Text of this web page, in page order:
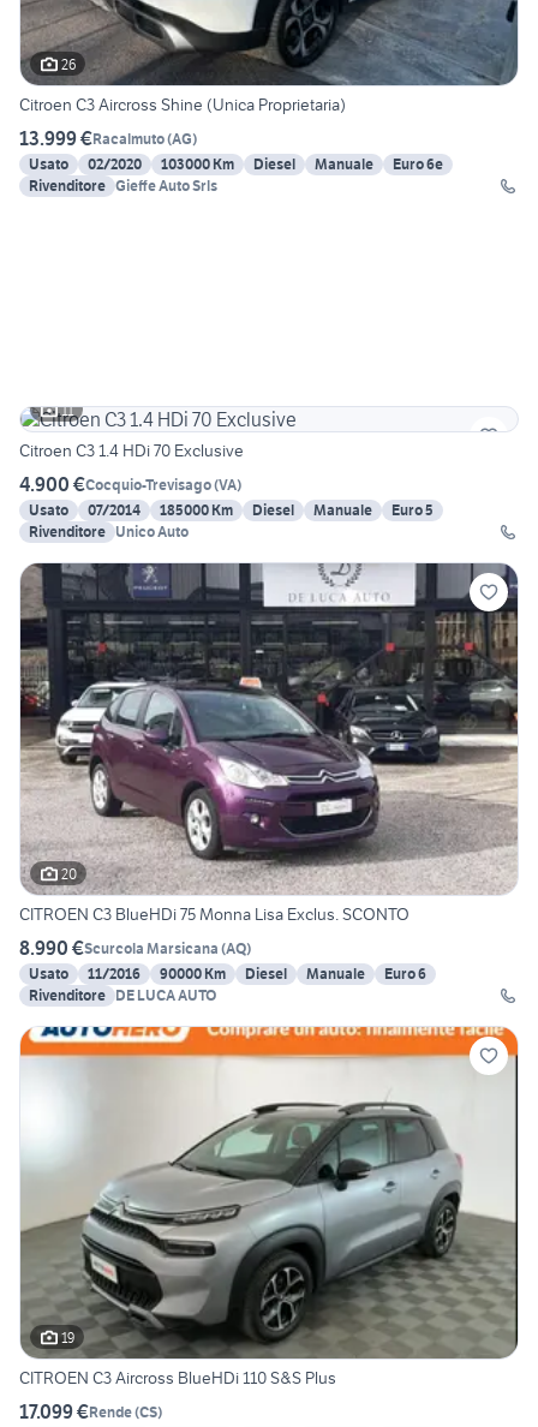
26
Citroen C3 Aircross Shine (Unica Proprietaria)
13.999 €Racalmuto(AG)
Usato
02/2020 103000 Km Diesel Manuale
Euro 6e
Rivenditore Gieffe Auto Srls
11
Citroen C3 1.4 HDi 70 Exclusive
4.900 €Cocquio-Trevisago(VA)
Usato
07/2014 185000 Km Diesel Manuale
Euro 5
Rivenditore Unico Auto
20
CITROEN C3 BlueHDi 75 Monna Lisa Exclus. SCONTO
8.990 €Scurcola Marsicana (AQ)
Usato
11/2016 90000 Km Diesel Manuale
Euro 6
Rivenditore DE LUCA AUTO
19
CITROEN C3 Aircross BlueHDi 110 S&S Plus
17.099 €Rende(CS)